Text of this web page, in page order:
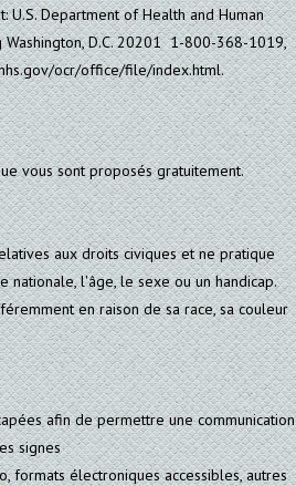
Department of Health and Human
Washington, D.C. 20201 1-800-368-1019,
ocr/office/file/index.html.
vous sont proposés gratuitement.
aux droits civiques et ne pratique
nationale, l'âge, le sexe ou un handicap.
en raison de sa race, sa couleur
afin de permettre une communication
signes
électroniques accessibles, autres